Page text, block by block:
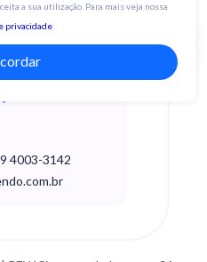
4003-3142
a sua utilização. Para mais veja nossa
privacidade.